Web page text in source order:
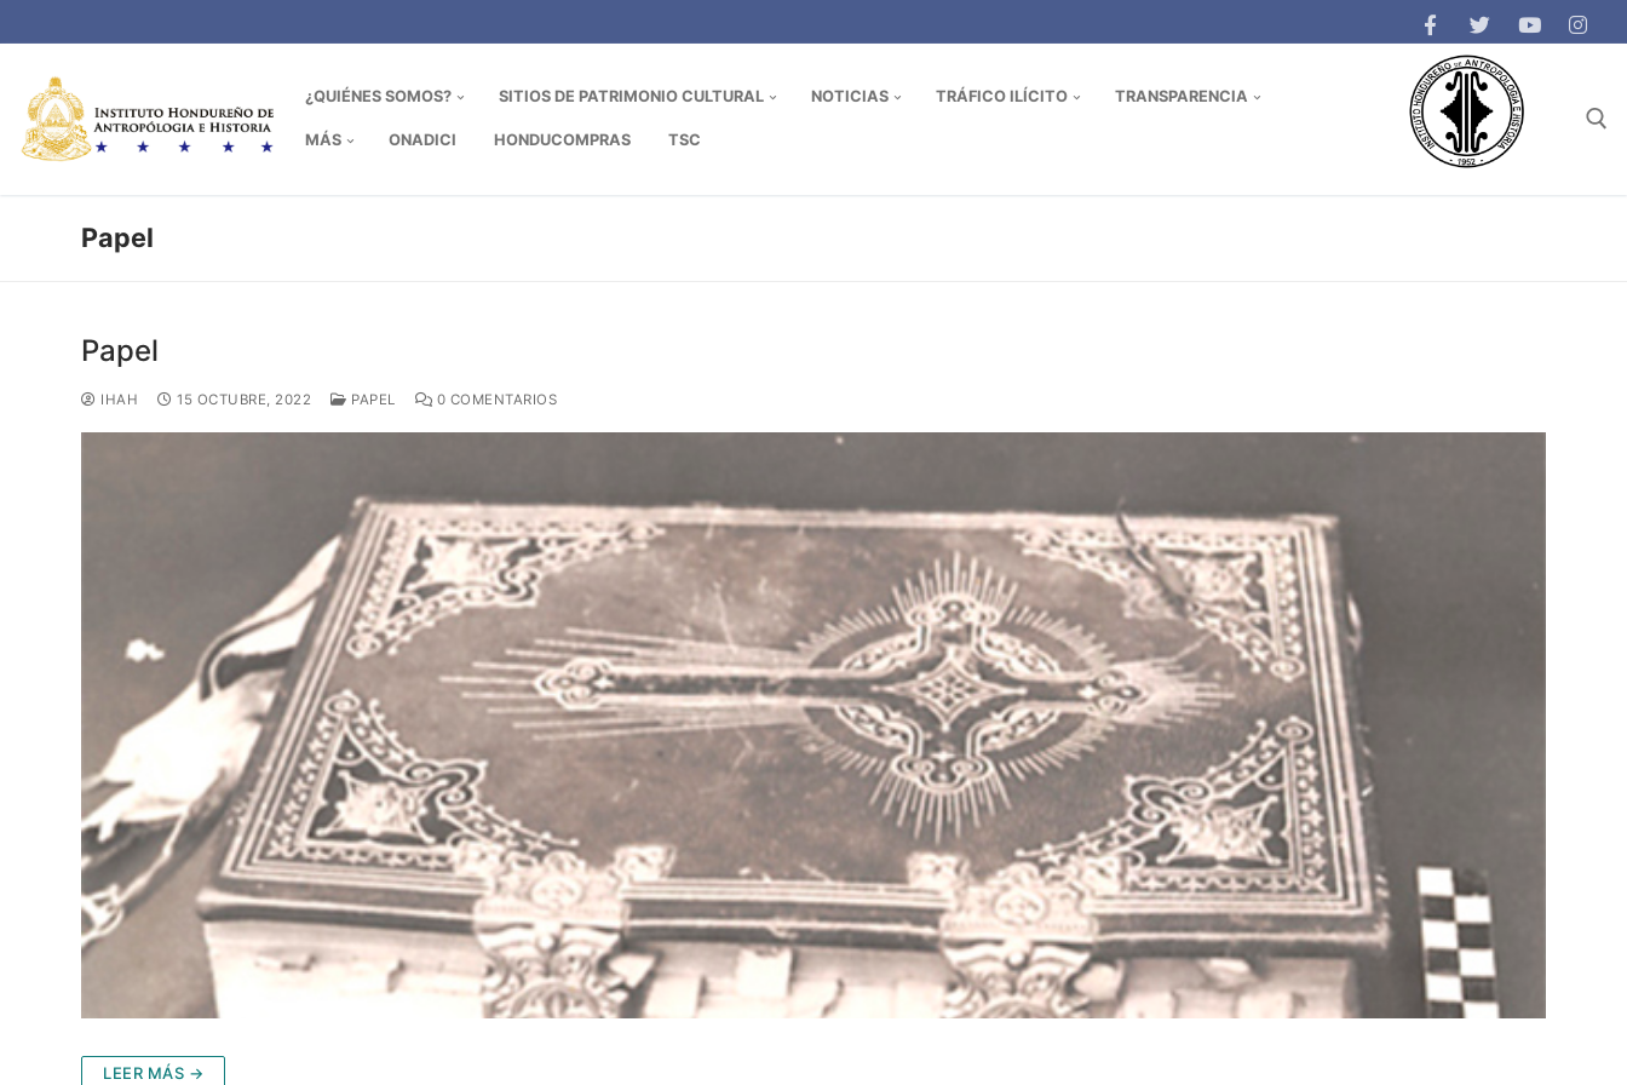
al
contenido
¿QUIÉNES SOMOS? SITIOS DE PATRIMONIO CULTURAL NOTICIAS TRÁFICO ILÍCITO TRANSPARENCIA
MÁS ONADICI HONDUCOMPRAS TSC
Papel
Papel
IHAH 15 OCTUBRE, 2022 PAPEL 0 COMENTARIOS
LEER MÁS →